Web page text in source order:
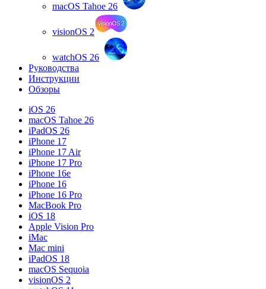
macOS Tahoe 26
visionOS 2
watchOS 26
Руководства
Инструкции
Обзоры
iOS 26
macOS Tahoe 26
iPadOS 26
iPhone 17
iPhone 17 Air
iPhone 17 Pro
iPhone 16e
iPhone 16
iPhone 16 Pro
MacBook Pro
iOS 18
Apple Vision Pro
iMac
Mac mini
iPadOS 18
macOS Sequoia
visionOS 2